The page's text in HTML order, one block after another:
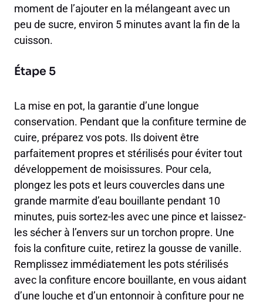
moment de l’ajouter en la mélangeant avec un
peu de sucre, environ 5 minutes avant la fin de la
cuisson.
Étape 5
La mise en pot, la garantie d’une longue
conservation. Pendant que la confiture termine de
cuire, préparez vos pots. Ils doivent être
parfaitement propres et stérilisés pour éviter tout
développement de moisissures. Pour cela,
plongez les pots et leurs couvercles dans une
grande marmite d’eau bouillante pendant 10
minutes, puis sortez-les avec une pince et laissez-
les sécher à l’envers sur un torchon propre. Une
fois la confiture cuite, retirez la gousse de vanille.
Remplissez immédiatement les pots stérilisés
avec la confiture encore bouillante, en vous aidant
d’une louche et d’un entonnoir à confiture pour ne